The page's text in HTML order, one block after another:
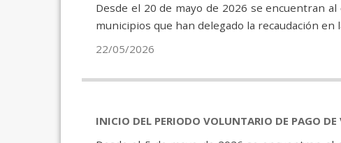
Desde el 20 de mayo de 2026 se encuentran
municipios que han delegado la recaudación
22/05/2026
INICIO DEL PERIODO VOLUNTARIO DE PAGO